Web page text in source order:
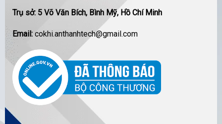
Trụ sở: 5 Võ Văn Bích, Bình Mỹ, Hồ Chí Minh
Email: cokhi.anthanhtech@gmail.com